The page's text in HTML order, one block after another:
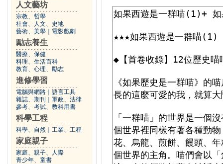
人文藝坊
宗教、哲學
社會、人文、史地
藝術、美學
電影戲劇
勵志養生
醫療、保健
料理、生活百科
教育、心理、勵志
進修學習
電腦與網路
語言工具
雜誌、期刊
軍政、法律
參考、考試、教科用書
科學工程
科學、自然 工業、工程
家庭親子
家庭、親子、人際
青少年、童書